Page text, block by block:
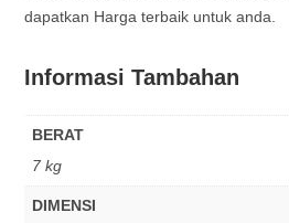
dapatkan Harga terbaik untuk anda.
Informasi Tambahan
BERAT
7 kg
DIMENSI